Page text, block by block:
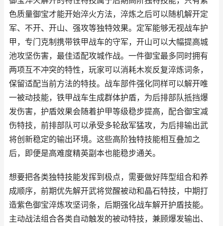
色质量御宝才能开始淬火方法，淬炼之后可以随机解开定
军、不开、开山、强攻等独特效果。定军能够无视战车护
甲，专门克制携带铁甲战车的守军，开山可以大幅提高城
池攻坚伤害，最佳适配攻城作战。一件御宝最多同时拥有
两项互不冲突的特性，玩家可以消耗木炭反复淬炼词条，
保留适配当前方法的特技。战车部件强化同样可以解开唯
一被动技能，铁甲战车生成群体护盾，为后排部队抵挡爆
发伤害，护盾效果会随着护甲等级稳步提高，配合御宝减
伤特技，前排部队可以承受多轮敌军猛攻，为后排输出武
将创新稳定的输出环境。这些高阶独特技能相互叠加之
后，即便是高难度精英副本也能稳步通关。
想要把各类独特技能发挥到极点，需要做好阵型组合和养
成顺序，前期优先解开武将觉醒被动和晶石特技，中期打
造紫色御宝淬炼攻坚词条，后期强化战车解开护盾技能。
主动战法组合各类自动触发的被动特技，兼顾爆发输出、